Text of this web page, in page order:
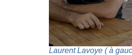
Laurent Lavoye ( à